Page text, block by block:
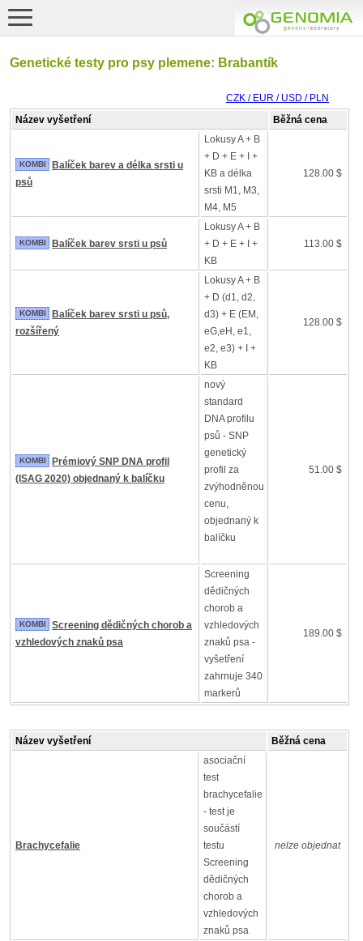
Genetické testy pro psy plemene: Brabantík
CZK / EUR / USD / PLN
Název vyšetření
Běžná cena
KOMBI
Balíček barev a délka srsti u
psů
Lokusy A + B
+ D + E + I +
KB a délka
srsti M1, M3,
M4, M5
128.00 $
KOMBI Balíček barev srsti u psů
Lokusy A + B
+ D + E + I +
KB
113.00 $
KOMBI
Balíček barev srsti u psů,
rozšířený
Lokusy A + B
+ D (d1, d2,
d3) + E (EM,
eG,eH, e1,
e2, e3) + I +
KB
128.00 $
KOMBI
Prémiový SNP DNA profil
(ISAG 2020) objednaný k balíčku
nový
standard
DNA profilu
psů - SNP
genetický
profil za
zvýhodněnou
cenu,
objednaný k
balíčku
51.00 $
KOMBI
Screening dědičných chorob a
vzhledových znaků psa
Screening
dědičných
chorob a
vzhledových
znaků psa -
vyšetření
zahrnuje 340
markerů
189.00 $
Název vyšetření Běžná cena
Brachycefalie
asociační
test
brachycefalie
- test je
součástí
testu
Screening
dědičných
chorob a
vzhledových
znaků psa
nelze objednat